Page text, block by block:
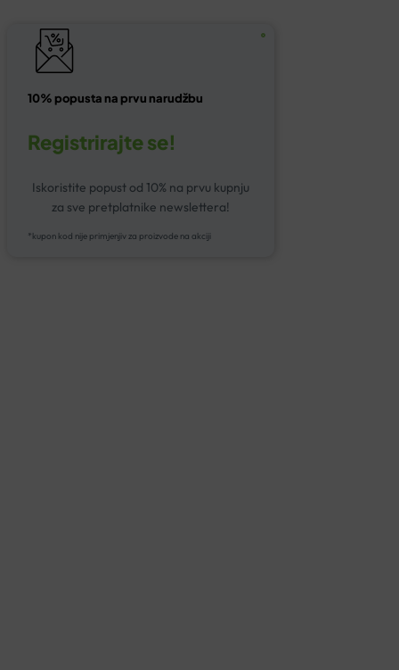
10% popusta na prvu narudžbu
Registrirajte se!
Iskoristite popust od 10% na prvu kupnju
za sve pretplatnike newslettera!
*kupon kod nije primjenjiv za proizvode na akciji